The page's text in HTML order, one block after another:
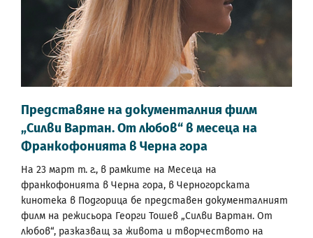
Представяне на документалния филм
„Силви Вартан. От любов“ в месеца на
Франкофонията в Черна гора
На 23 март т. г., в рамките на Месеца на
франкофонията в Черна гора, в Черногорската
кинотека в Подгорица бе представен документалният
филм на режисьора Георги Тошев „Силви Вартан. От
любов“, разказващ за живота и творчеството на